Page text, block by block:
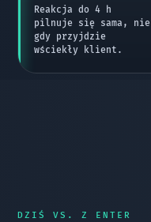
Reakcja do 4 h
pilnuje się sama, nie
gdy przyjdzie
wściekły klient.
DZIŚ VS. Z ENTER